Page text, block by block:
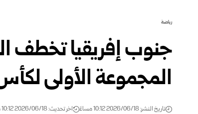
رياضة
جنوب إفريقيا تخطف
المجموعة الأولى
تاريخ النشر: 2026/06/18 10:12 مساءً اخر تحديث: 2026/06/18 10:12 مساءً